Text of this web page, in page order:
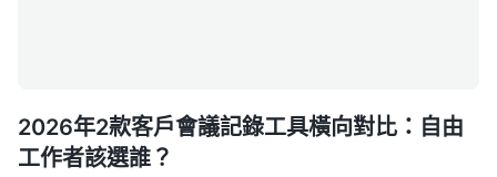
2026年2款客戶會議記錄工具橫向對比：自由
工作者該選誰？